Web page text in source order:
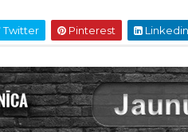
Twitter Pinterest Linkedin